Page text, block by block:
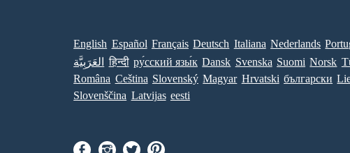
English Español Français Deutsch Italiana Nederlands
العَرَبِيَّة
हिन्दी ру́сский язы́к Dansk Svenska Suomi Norsk
Româna Ceština Slovenský Magyar Hrvatski български
Slovenščina Latvijas eesti